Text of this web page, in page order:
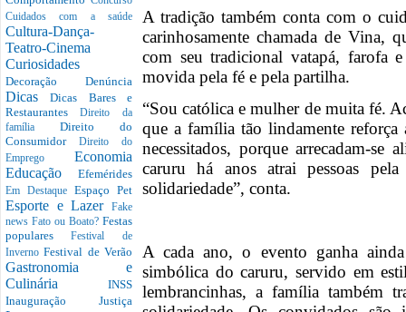
Cuidados com a saúde
Cultura-Dança-
Teatro-Cinema
Curiosidades
Decoração Denúncia
DicasDicas Bares e
RestaurantesDireito da
família Direito do
Consumidor Direito do
Emprego Economia
Educação Efemérides
Em Destaque Espaço Pet
Esporte e Lazer
Fake
news Fato ou Boato? Festas
popularesFestival de
InvernoFestival de Verão
Gastronomia e
Culinária INSS
Inauguração Justiça
A tradição também conta com o
carinhosamente chamada de Vina,
com seu tradicional vatapá, farofa
movida pela fé e pela partilha.
“Sou católica e mulher de muita fé.
que a família tão lindamente reforça
necessitados, porque arrecadam-se
caruru há anos atrai pessoas
solidariedade”, conta.
A cada ano, o evento ganha
simbólica do caruru, servido em
lembrancinhas, a família também